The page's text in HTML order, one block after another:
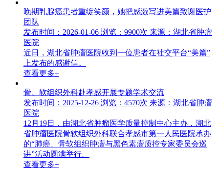
晚期乳腺癌患者重绽笑颜，她把感激写进美篇致谢医护
团队
发布时间：2026-01-06 浏览：9900次 来源：湖北省肿瘤
医院
近日，湖北省肿瘤医院收到一位患者在社交平台“美篇”
上发布的感谢信。
查看更多+
骨、软组织外科赴孝感开展专题学术交流
发布时间：2025-12-26 浏览：4570次 来源：湖北省肿瘤
医院
12月19日，由湖北省肿瘤医学质量控制中心主办，湖北
省肿瘤医院骨软组织外科联合孝感市第一人民医院承办
的“肺癌、骨软组织肿瘤与黑色素瘤质控专家委员会巡
讲”活动圆满举行。
查看更多+